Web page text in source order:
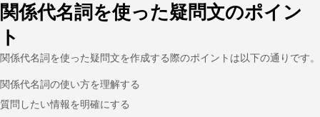
関係代名詞を使った疑問文のポイン
ト
関係代名詞を使った疑問文を作成する際のポイントは以下の通りです。
関係代名詞の使い方を理解する
質問したい情報を明確にする